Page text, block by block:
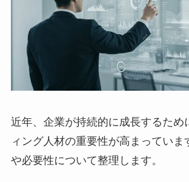
近年、企業が持続的に成長するため
ィング人材の重要性が高まっていま
や必要性について整理します。